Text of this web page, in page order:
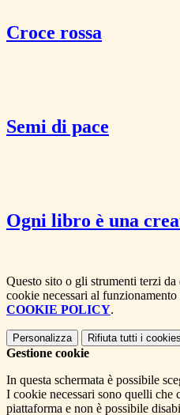
Croce rossa
Semi di pace
Ogni libro è una
Questo sito o gli strumenti terzi
cookie necessari al
COOKIE POLICY.
Personalizza Rifiuta tutti i cookies
Gestione cookie
In questa schermata è possibile
I cookie necessari sono quelli che
piattaforma e non è possibile